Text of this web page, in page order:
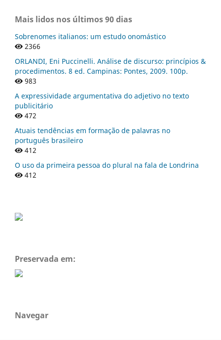
Mais lidos nos últimos 90 dias
Sobrenomes italianos: um estudo onomástico
2366
ORLANDI, Eni Puccinelli. Análise de discurso: princípios &
procedimentos. 8 ed. Campinas: Pontes, 2009. 100p.
983
A expressividade argumentativa do adjetivo no texto
publicitário
472
Atuais tendências em formação de palavras no
português brasileiro
412
O uso da primeira pessoa do plural na fala de Londrina
412
Preservada em:
Navegar